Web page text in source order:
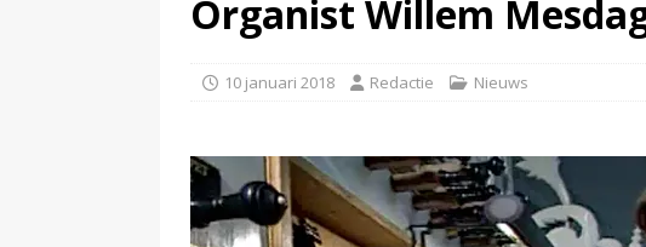
Organist Willem
10 januari 2018 Redactie Nieuws